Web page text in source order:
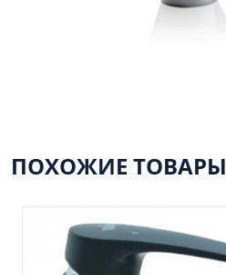
ПОХОЖИЕ ТОВАРЫ